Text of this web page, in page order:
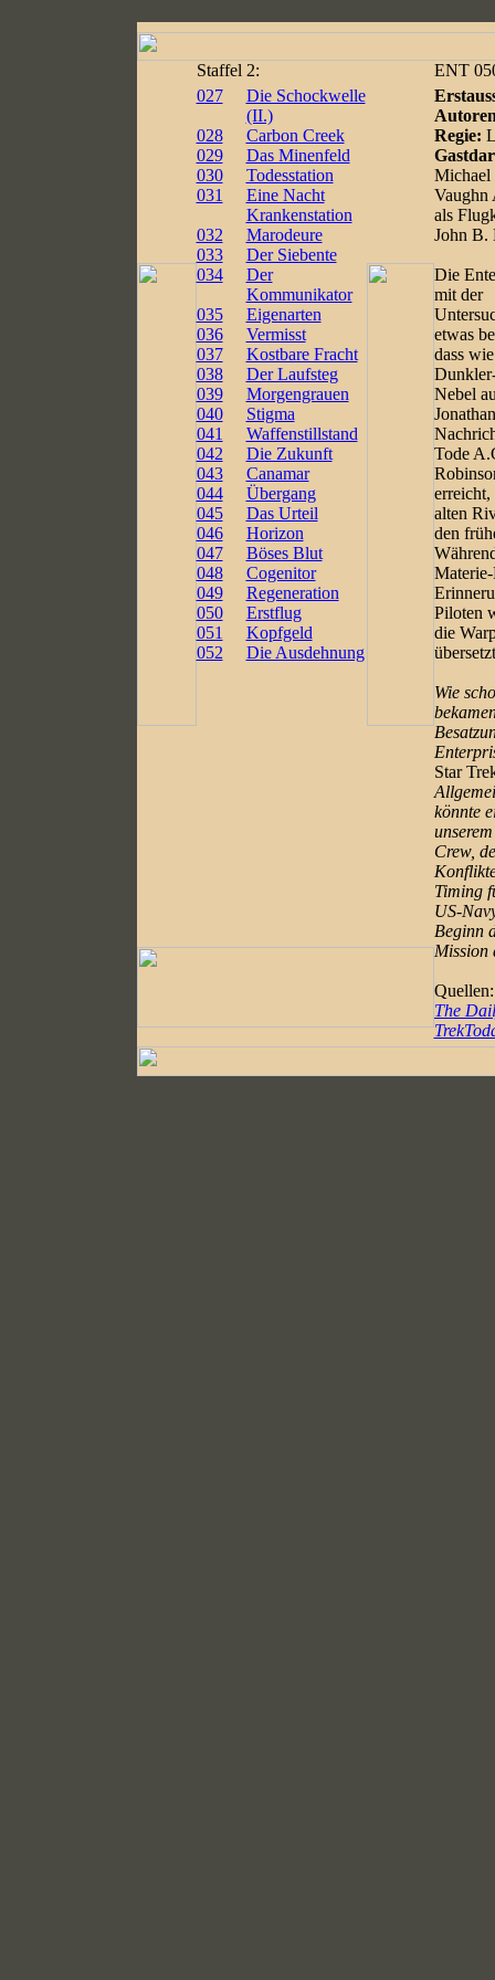
Staffel 2:
027
Die Schockwelle
(II.)
028
Carbon Creek
029
Das Minenfeld
030
Todesstation
031
Eine Nacht
Krankenstation
032
Marodeure
033
Der Siebente
034
Der
Kommunikator
035
Eigenarten
036
Vermisst
037
Kostbare Fracht
038
Der Laufsteg
039
Morgengrauen
040
Stigma
041
Waffenstillstand
042
Die Zukunft
043
Canamar
044
Übergang
045
Das Urteil
046
Horizon
047
Böses Blut
048
Cogenitor
049
Regeneration
050
Erstflug
051
Kopfgeld
052
Die Ausdehnung
ENT
Regie:
Michael
Vaughn
als
John B.
Die
mit der
etwas
dass
Nebel
Tode
erreicht,
alten
den
Piloten
die
Wie
Star
könnte
Crew,
Timing
US-
Beginn
Mission
Quellen:
The